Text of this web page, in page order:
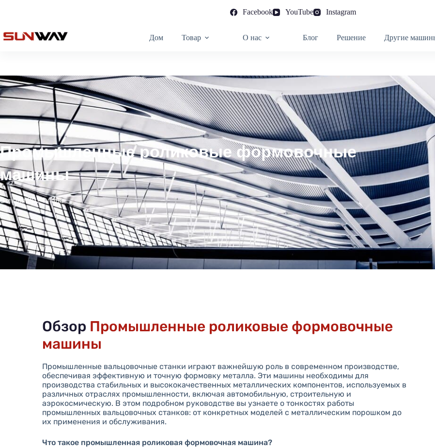
Facebook YouTube Instagram
Дом Товар О нас Блог Решение Другие
Промышленные роликовые формовочные
машины
5 июля 2024 года
Обзор Промышленные роликовые формовочные
машины
Промышленные вальцовочные станки играют важнейшую роль в современном производстве,
обеспечивая эффективную и точную формовку металла. Эти машины необходимы для
производства стабильных и высококачественных металлических компонентов, используемых в
различных отраслях промышленности, включая автомобильную, строительную и
аэрокосмическую. В этом подробном руководстве вы узнаете о тонкостях работы
промышленных вальцовочных станков: от конкретных моделей с металлическим порошком до
их применения и обслуживания.
Что такое промышленная роликовая формовочная машина?